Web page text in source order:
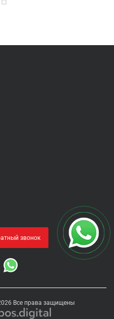
звонок
Все права защищены